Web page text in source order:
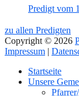
Predigt vom
zu allen Predigten
Copyright © 2026
Impressum |
oben
Startseite
Unsere